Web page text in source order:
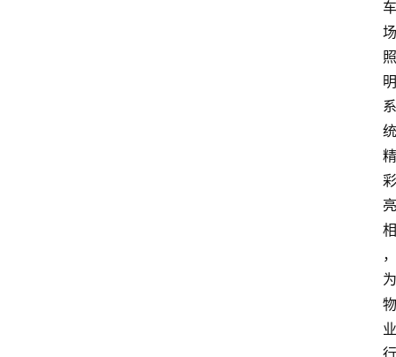
车
场
照
明
系
统
精
彩
亮
相
，
为
物
业
行